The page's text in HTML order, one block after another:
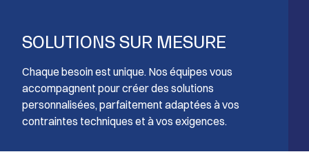
SOLUTIONS SUR MESURE
Chaque besoin est unique. Nos équipes vous
accompagnent pour créer des solutions
personnalisées, parfaitement adaptées à vos
contraintes techniques et à vos exigences.